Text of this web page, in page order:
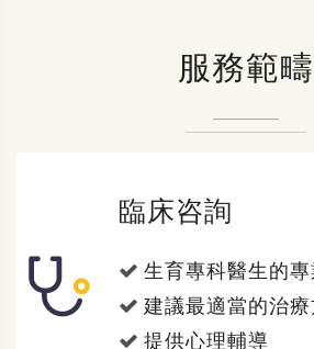
服務範疇
臨床咨詢
生育專科醫生的
建議最適當的治療
提供心理輔導